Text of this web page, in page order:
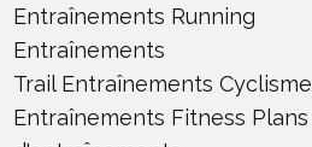
Entraînements Running
Entraînements
Trail Entraînements Cyclisme
Entraînements Fitness Plans